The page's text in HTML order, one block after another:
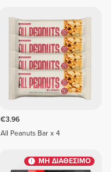
€3.96
All Peanuts Bar x 4
ΜΗ ΔΙΑΘΕΣΙΜΟ